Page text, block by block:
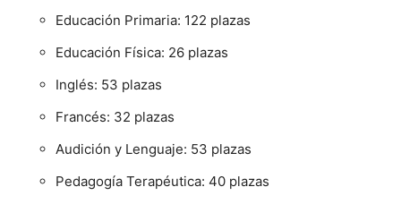
Educación Primaria: 122 plazas
Educación Física: 26 plazas
Inglés: 53 plazas
Francés: 32 plazas
Audición y Lenguaje: 53 plazas
Pedagogía Terapéutica: 40 plazas